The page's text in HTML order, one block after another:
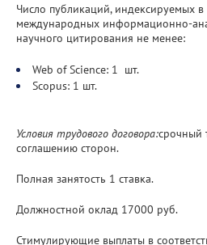
Число публикаций, индексируемых в
международных информационно-
научного цитирования не менее:
Web of Science: 1 шт.
Scopus: 1 шт.
Условия трудового договора:срочный
соглашению сторон.
Полная занятость 1 ставка.
Должностной оклад 17000 руб.
Стимулирующие выплаты в